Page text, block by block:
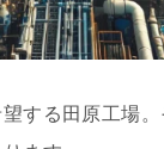
する田原工場